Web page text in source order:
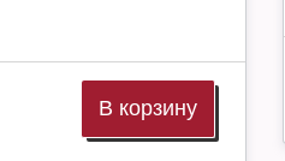
В корзину